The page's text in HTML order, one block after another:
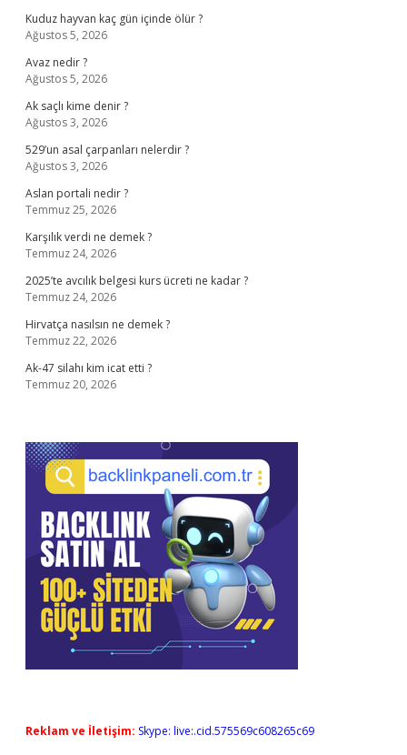
Kuduz hayvan kaç gün içinde ölür ?
Ağustos 5, 2026
Avaz nedir ?
Ağustos 5, 2026
Ak saçlı kime denir ?
Ağustos 3, 2026
529’un asal çarpanları nelerdir ?
Ağustos 3, 2026
Aslan portali nedir ?
Temmuz 25, 2026
Karşılık verdi ne demek ?
Temmuz 24, 2026
2025’te avcılık belgesi kurs ücreti ne kadar ?
Temmuz 24, 2026
Hirvatça nasılsın ne demek ?
Temmuz 22, 2026
Ak-47 silahı kim icat etti ?
Temmuz 20, 2026
Reklam ve İletişim: Skype: live:.cid.575569c608265c69